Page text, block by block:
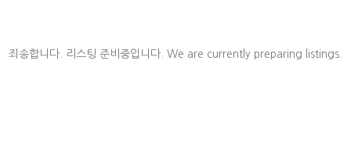
죄송합니다. 리스팅 준비중입니다. We are currently preparing listings.